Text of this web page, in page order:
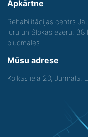
Apkārtne
Rehabilitācijas centrs
jūru un Slokas ezeru,
pludmales.
Mūsu adrese
Kolkas iela 20, Jūrmala,